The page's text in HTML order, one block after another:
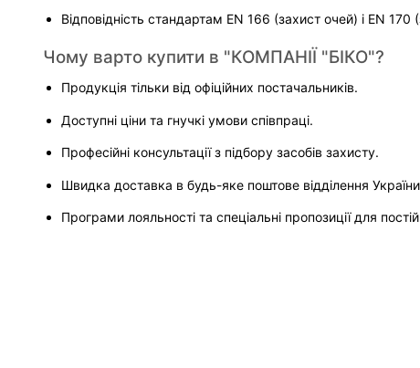
Відповідність стандартам EN 166 (захист очей) і EN
Чому варто купити в "КОМПАНІЇ "БІКО"?
Продукція тільки від офіційних постачальників.
Доступні ціни та гнучкі умови співпраці.
Професійні консультації з підбору засобів захисту.
Швидка доставка в будь-яке поштове відділення
Програми лояльності та спеціальні пропозиції для